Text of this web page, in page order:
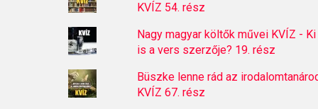
KVÍZ 54. rész
Nagy magyar költők művei KVÍZ - Ki
is a vers szerzője? 19. rész
Büszke lenne rád az
KVÍZ 67. rész